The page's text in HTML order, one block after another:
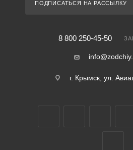
ПОДПИСАТЬСЯ НА РАССЫЛКУ
8 800 250-45-50
г. Крымск, ул.